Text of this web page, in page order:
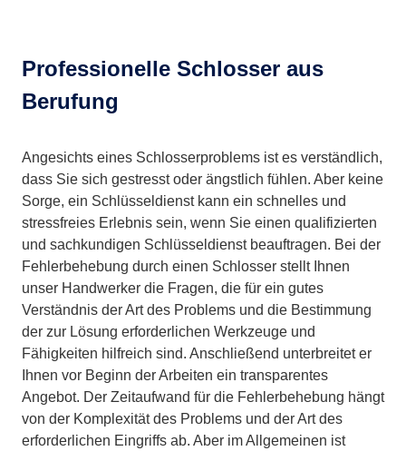
Professionelle Schlosser aus
Berufung
Angesichts eines Schlosserproblems ist es verständlich,
dass Sie sich gestresst oder ängstlich fühlen. Aber keine
Sorge, ein Schlüsseldienst kann ein schnelles und
stressfreies Erlebnis sein, wenn Sie einen qualifizierten
und sachkundigen Schlüsseldienst beauftragen. Bei der
Fehlerbehebung durch einen Schlosser stellt Ihnen
unser Handwerker die Fragen, die für ein gutes
Verständnis der Art des Problems und die Bestimmung
der zur Lösung erforderlichen Werkzeuge und
Fähigkeiten hilfreich sind. Anschließend unterbreitet er
Ihnen vor Beginn der Arbeiten ein transparentes
Angebot. Der Zeitaufwand für die Fehlerbehebung hängt
von der Komplexität des Problems und der Art des
erforderlichen Eingriffs ab. Aber im Allgemeinen ist